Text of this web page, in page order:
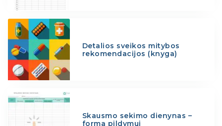
Detalios sveikos mitybos
rekomendacijos (knyga)
Skausmo sekimo dienynas –
forma pildymui